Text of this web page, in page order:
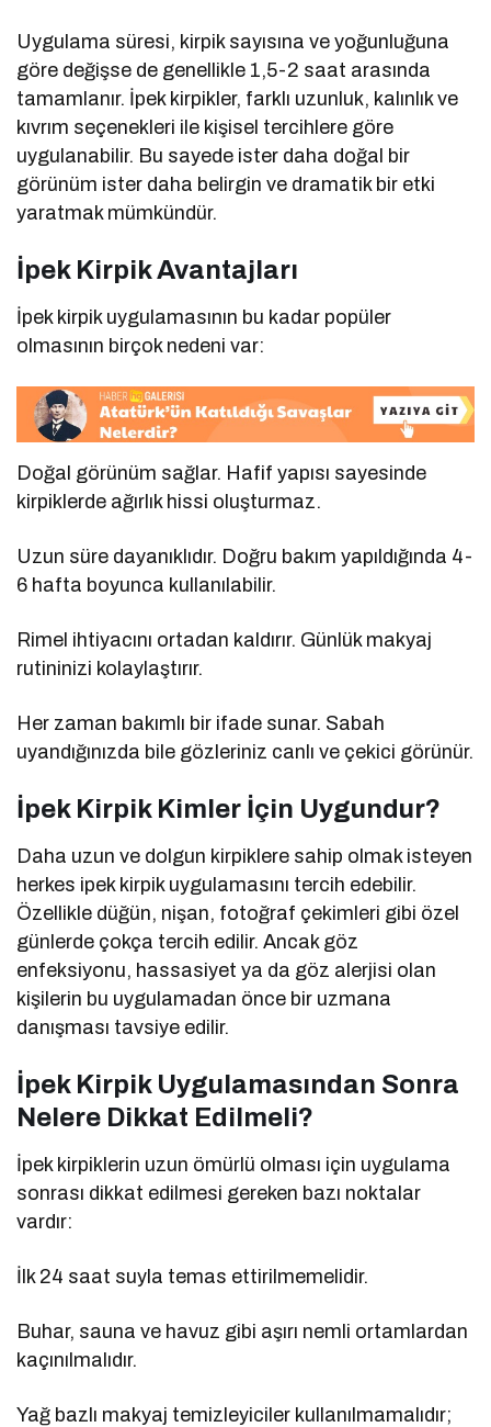
Uygulama süresi, kirpik sayısına ve yoğunluğuna
göre değişse de genellikle 1,5-2 saat arasında
tamamlanır. İpek kirpikler, farklı uzunluk, kalınlık ve
kıvrım seçenekleri ile kişisel tercihlere göre
uygulanabilir. Bu sayede ister daha doğal bir
görünüm ister daha belirgin ve dramatik bir etki
yaratmak mümkündür.
İpek Kirpik Avantajları
İpek kirpik uygulamasının bu kadar popüler
olmasının birçok nedeni var:
Doğal görünüm sağlar. Hafif yapısı sayesinde
kirpiklerde ağırlık hissi oluşturmaz.
Uzun süre dayanıklıdır. Doğru bakım yapıldığında 4-
6 hafta boyunca kullanılabilir.
Rimel ihtiyacını ortadan kaldırır. Günlük makyaj
rutininizi kolaylaştırır.
Her zaman bakımlı bir ifade sunar. Sabah
uyandığınızda bile gözleriniz canlı ve çekici görünür.
İpek Kirpik Kimler İçin Uygundur?
Daha uzun ve dolgun kirpiklere sahip olmak isteyen
herkes ipek kirpik uygulamasını tercih edebilir.
Özellikle düğün, nişan, fotoğraf çekimleri gibi özel
günlerde çokça tercih edilir. Ancak göz
enfeksiyonu, hassasiyet ya da göz alerjisi olan
kişilerin bu uygulamadan önce bir uzmana
danışması tavsiye edilir.
İpek Kirpik Uygulamasından Sonra
Nelere Dikkat Edilmeli?
İpek kirpiklerin uzun ömürlü olması için uygulama
sonrası dikkat edilmesi gereken bazı noktalar
vardır:
İlk 24 saat suyla temas ettirilmemelidir.
Buhar, sauna ve havuz gibi aşırı nemli ortamlardan
kaçınılmalıdır.
Yağ bazlı makyaj temizleyiciler kullanılmamalıdır;